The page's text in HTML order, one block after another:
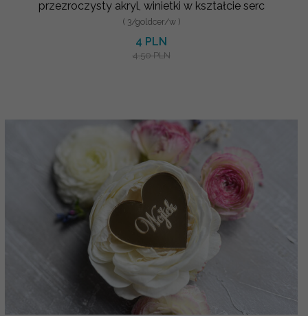
przezroczysty akryl, winietki w kształcie serc
( 3/goldcer/w )
4 PLN
4.50 PLN